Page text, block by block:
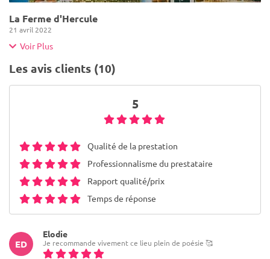
La Ferme d'Hercule
21 avril 2022
Voir Plus
Les avis clients (10)
5
Qualité de la prestation
Professionnalisme du prestataire
Rapport qualité/prix
Temps de réponse
ED
Elodie
Je recommande vivement ce lieu plein de poésie 🥰